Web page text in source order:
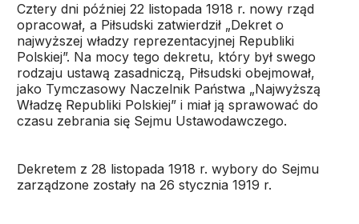
Cztery dni później 22 listopada 1918 r. nowy rząd
opracował, a Piłsudski zatwierdził „Dekret o
najwyższej władzy reprezentacyjnej Republiki
Polskiej”. Na mocy tego dekretu, który był swego
rodzaju ustawą zasadniczą, Piłsudski obejmował,
jako Tymczasowy Naczelnik Państwa „Najwyższą
Władzę Republiki Polskiej” i miał ją sprawować do
czasu zebrania się Sejmu Ustawodawczego.
Dekretem z 28 listopada 1918 r. wybory do Sejmu
zarządzone zostały na 26 stycznia 1919 r.